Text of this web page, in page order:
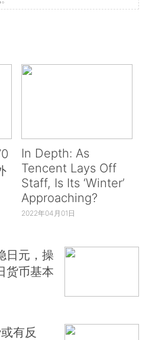
In Depth: As
Tencent Lays Off
Staff, Is Its ‘Winter’
Approaching?
2022年04月01日
日元，操
货币基本
有反